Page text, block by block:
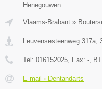
Henegouwen.
Vlaams-Brabant »
Leuvensesteenweg 317a
Tel: 016152025 , Fax: - ,
E-mail › Dentandarts